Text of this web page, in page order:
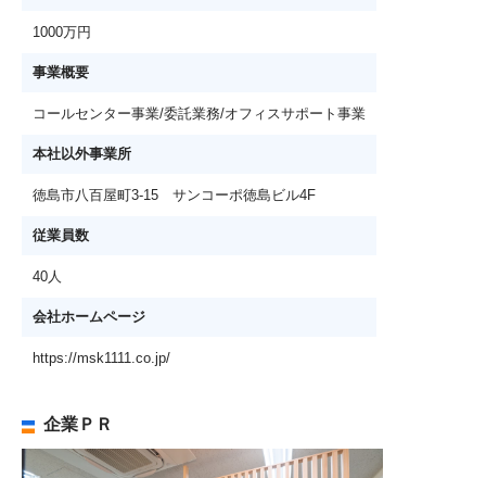
1000万円
事業概要
コールセンター事業/委託業務/オフィスサポート事業
本社以外事業所
徳島市八百屋町3-15 サンコーポ徳島ビル4F
従業員数
40人
会社ホームページ
https://msk1111.co.jp/
企業ＰＲ